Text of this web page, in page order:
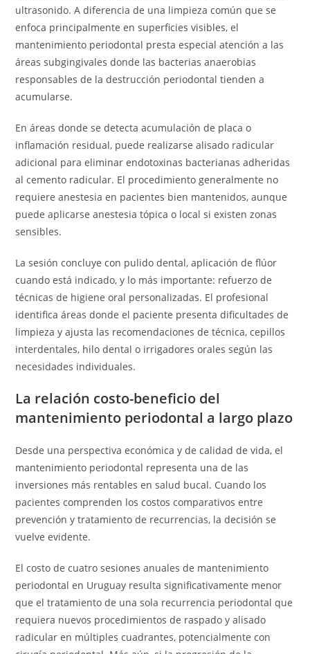
ultrasonido. A diferencia de una limpieza común que se
enfoca principalmente en superficies visibles, el
mantenimiento periodontal presta especial atención a las
áreas subgingivales donde las bacterias anaerobias
responsables de la destrucción periodontal tienden a
acumularse.
En áreas donde se detecta acumulación de placa o
inflamación residual, puede realizarse alisado radicular
adicional para eliminar endotoxinas bacterianas adheridas
al cemento radicular. El procedimiento generalmente no
requiere anestesia en pacientes bien mantenidos, aunque
puede aplicarse anestesia tópica o local si existen zonas
sensibles.
La sesión concluye con pulido dental, aplicación de flúor
cuando está indicado, y lo más importante: refuerzo de
técnicas de higiene oral personalizadas. El profesional
identifica áreas donde el paciente presenta dificultades de
limpieza y ajusta las recomendaciones de técnica, cepillos
interdentales, hilo dental o irrigadores orales según las
necesidades individuales.
La relación costo-beneficio del
mantenimiento periodontal a largo plazo
Desde una perspectiva económica y de calidad de vida, el
mantenimiento periodontal representa una de las
inversiones más rentables en salud bucal. Cuando los
pacientes comprenden los costos comparativos entre
prevención y tratamiento de recurrencias, la decisión se
vuelve evidente.
El costo de cuatro sesiones anuales de mantenimiento
periodontal en Uruguay resulta significativamente menor
que el tratamiento de una sola recurrencia periodontal que
requiera nuevos procedimientos de raspado y alisado
radicular en múltiples cuadrantes, potencialmente con